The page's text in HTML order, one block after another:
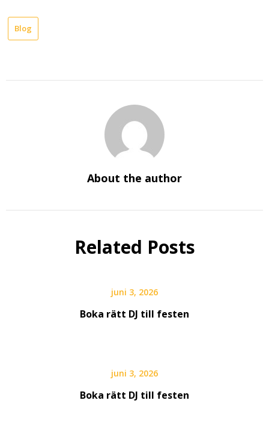
Blog
About the author
Related Posts
juni 3, 2026
Boka rätt DJ till festen
juni 3, 2026
Boka rätt DJ till festen